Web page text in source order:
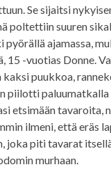
Se sijaitsi
poltettiin suuren
pyörällä ajamassa,
15 -vuotias Donne.
kaksi puukkoa,
piilotti paluumatkalla
etsimään tavaroita,
ilmeni, että eräs
joka piti tavarat
murhaan.